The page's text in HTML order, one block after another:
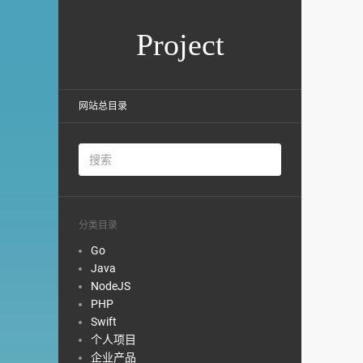
Project
网站总目录
分类目录
Go
Java
NodeJS
PHP
Swift
个人项目
企业产品